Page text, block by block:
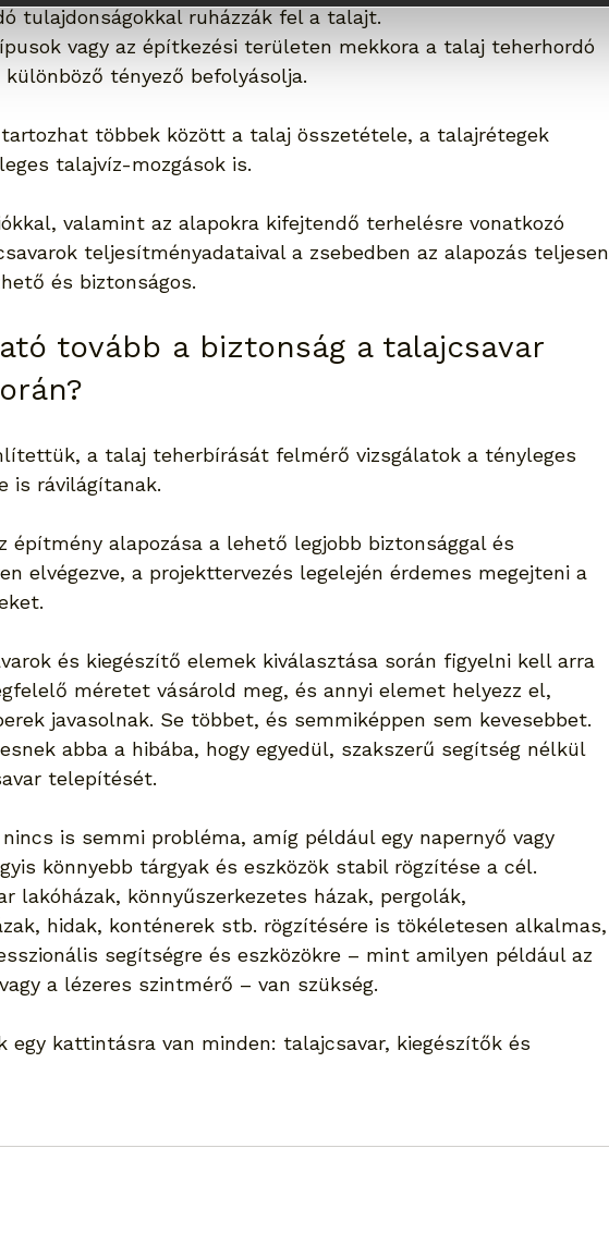
tulajdonságokkal ruházzák fel a talajt.
vagy az építkezési területen mekkora a talaj teherhordó
tényező befolyásolja.
tartozhat többek között a talaj összetétele, a talajrétegek
talajvíz-mozgások is.
valamint az alapokra kifejtendő terhelésre vonatkozó
teljesítményadataival a zsebedben az alapozás teljesen
és biztonságos.
tovább a biztonság a talajcsavar
a talaj teherbírását felmérő vizsgálatok a tényleges
is rávilágítanak.
építmény alapozása a lehető legjobb biztonsággal és
elvégezve, a projekttervezés legelején érdemes megejteni a
és kiegészítő elemek kiválasztása során figyelni kell arra
méretet vásárold meg, és annyi elemet helyezz el,
javasolnak. Se többet, és semmiképpen sem kevesebbet.
abba a hibába, hogy egyedül, szakszerű segítség nélkül
telepítését.
nincs is semmi probléma, amíg például egy napernyő vagy
könnyebb tárgyak és eszközök stabil rögzítése a cél.
lakóházak, könnyűszerkezetes házak, pergolák,
hidak, konténerek stb. rögzítésére is tökéletesen alkalmas,
segítségre és eszközökre – mint amilyen például az
a lézeres szintmérő – van szükség.
egy kattintásra van minden: talajcsavar, kiegészítők és